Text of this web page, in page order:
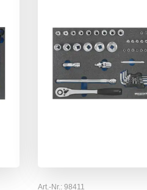
Art.-Nr.: 98411